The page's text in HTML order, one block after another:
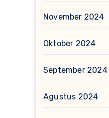
November 2024
Oktober 2024
September 2024
Agustus 2024